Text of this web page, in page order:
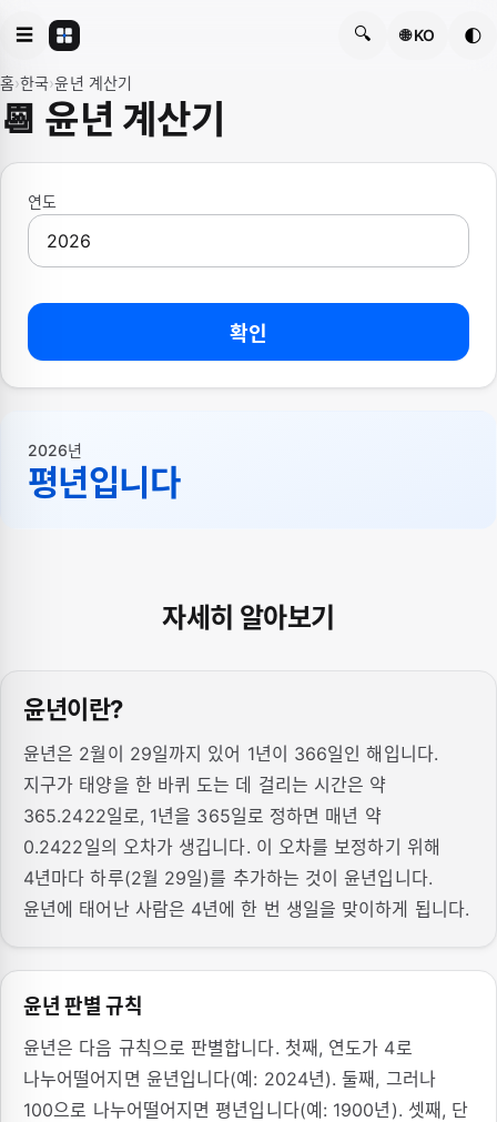
☰ 🔍 🌐 KO 🌓
홈›한국›윤년 계산기
📆 윤년 계산기
연도
확인
2026년
평년입니다
자세히 알아보기
윤년이란?
윤년은 2월이 29일까지 있어 1년이 366일인 해입니다.
지구가 태양을 한 바퀴 도는 데 걸리는 시간은 약
365.2422일로, 1년을 365일로 정하면 매년 약
0.2422일의 오차가 생깁니다. 이 오차를 보정하기 위해
4년마다 하루(2월 29일)를 추가하는 것이 윤년입니다.
윤년에 태어난 사람은 4년에 한 번 생일을 맞이하게 됩니다.
윤년 판별 규칙
윤년은 다음 규칙으로 판별합니다. 첫째, 연도가 4로
나누어떨어지면 윤년입니다(예: 2024년). 둘째, 그러나
100으로 나누어떨어지면 평년입니다(예: 1900년). 셋째, 단